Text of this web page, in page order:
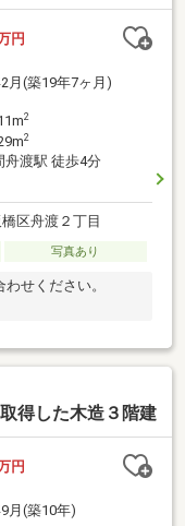
円
月(築19年7ヶ月)
2
2
舟渡駅 徒歩4分
区舟渡２丁目
写真あり
せください。
得した木造３階建
円
月(築10年)